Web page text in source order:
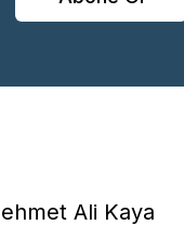
Ali Kaya